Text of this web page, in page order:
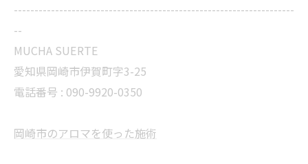
--------------------------------------------------------------------
--
MUCHA SUERTE
愛知県岡崎市伊賀町字3-25
電話番号 : 090-9920-0350
岡崎市のアロマを使った施術